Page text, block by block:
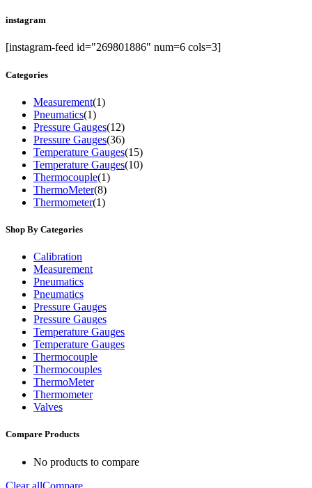
instagram
[instagram-feed id="269801886" num=6 cols=3]
Categories
Measurement(1)
Pneumatics(1)
Pressure Gauges(12)
Pressure Gauges(36)
Temperature Gauges(15)
Temperature Gauges(10)
Thermocouple(1)
ThermoMeter(8)
Thermometer(1)
Shop By Categories
Calibration
Measurement
Pneumatics
Pneumatics
Pressure Gauges
Pressure Gauges
Temperature Gauges
Temperature Gauges
Thermocouple
Thermocouples
ThermoMeter
Thermometer
Valves
Compare Products
No products to compare
Clear allCompare